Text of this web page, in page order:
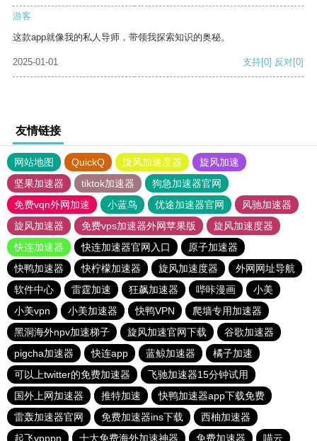
游客
这款app就像我的私人导师，带领我探索知识的奥秘。
2025-01-01 支持[0] 反对[0]
友情链接
网站地图 QuickQ 旋风加速度器
旋风加速
坚果加速器
tiktok加速器
狗急加速器官网
免费vqn外网加速
小蓝鸟 优途加速器官网
风驰加速器
旋风加速器
免费vps加速器外网苹果版
旋风加速度器
快连加速器
快连加速器官网入口
原子加速器
快鸭加速器
快柠檬加速器 旋风加速度器
外网网址导航
软件中心
雷霆加速 狂飙加速器 哔咔漫画
小美
小美vpn
小美加速器 快鸭VPN
爬墙专用加速器
黑洞海外npv加速梯子
旋风加速官网下载
谷歌加速器
pigcha加速器
快连app 蓝鲸加速器
橘子加速
可以上twitter的免费加速器
飞驰加速器15分钟试用
国外上网加速器
推特加速
快鸭加速器app下载免费
雷轰加速器官网
免费加速器ins下载
西柚加速器
起飞vpppn
十大免费海外加速神器 免费加速器 喵云